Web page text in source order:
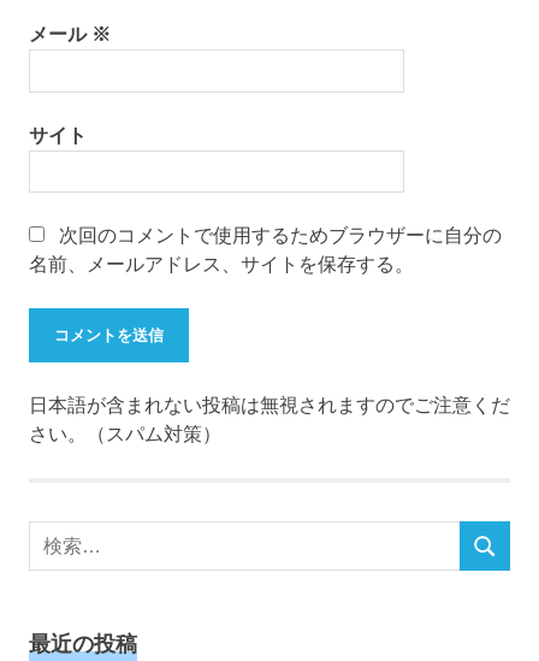
メール ※
サイト
次回のコメントで使用するためブラウザーに自分の
名前、メールアドレス、サイトを保存する。
日本語が含まれない投稿は無視されますのでご注意くだ
さい。（スパム対策）
検
検
最近の投稿